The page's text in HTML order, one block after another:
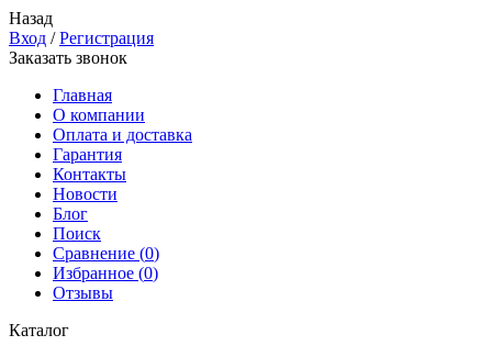
Назад
Вход /Регистрация
Заказать звонок
Главная
О компании
Оплата и доставка
Гарантия
Контакты
Новости
Блог
Поиск
Сравнение (0)
Избранное (0)
Отзывы
Каталог